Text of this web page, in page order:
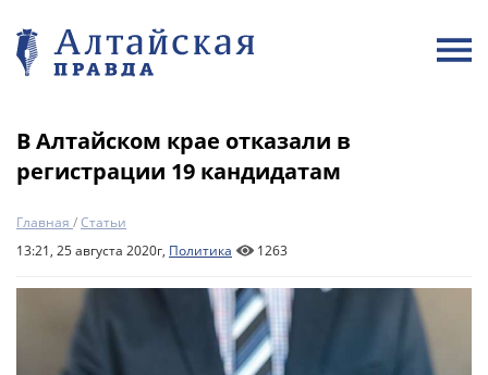
В Алтайском крае отказали в
регистрации 19 кандидатам
Главная /Статьи
13:21, 25 августа 2020г, Политика 1263